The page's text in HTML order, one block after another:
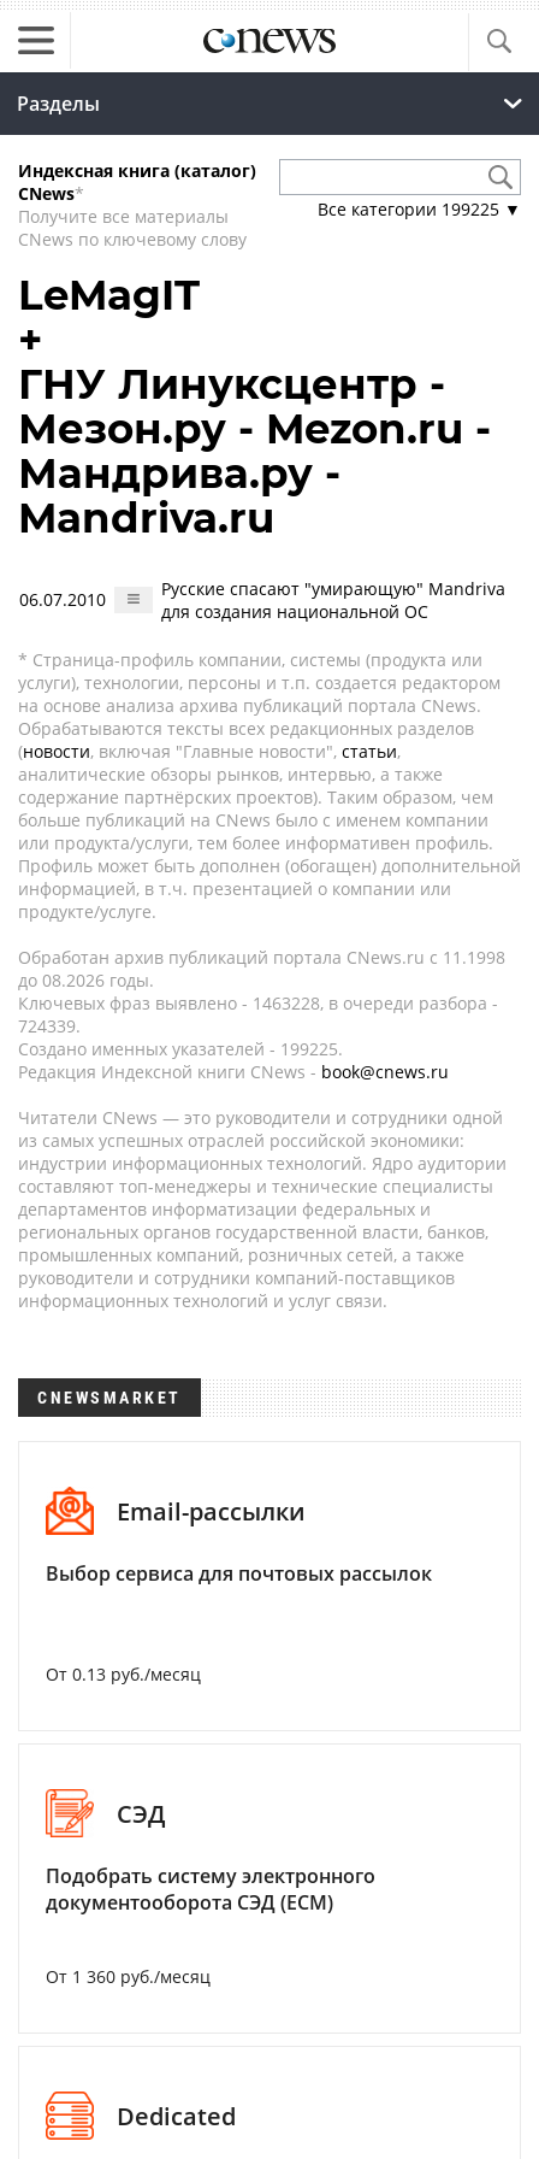
Разделы
Индексная книга (каталог)
CNews*
Получите все материалы
CNews по ключевому слову
Все категории 199225 ▼
LeMagIT
+
ГНУ Линуксцентр -
Мезон.ру - Mezon.ru -
Мандрива.ру -
Mandriva.ru
06.07.2010
Русские спасают "умирающую" Mandriva
для создания национальной ОС
* Страница-профиль компании, системы (продукта или
услуги), технологии, персоны и т.п. создается редактором
на основе анализа архива публикаций портала CNews.
Обрабатываются тексты всех редакционных разделов
(новости, включая "Главные новости", статьи,
аналитические обзоры рынков, интервью, а также
содержание партнёрских проектов). Таким образом, чем
больше публикаций на CNews было с именем компании
или продукта/услуги, тем более информативен профиль.
Профиль может быть дополнен (обогащен) дополнительной
информацией, в т.ч. презентацией о компании или
продукте/услуге.
Обработан архив публикаций портала CNews.ru c 11.1998
до 08.2026 годы.
Ключевых фраз выявлено - 1463228, в очереди разбора -
724339.
Создано именных указателей - 199225.
Редакция Индексной книги CNews - book@cnews.ru
Читатели CNews — это руководители и сотрудники одной
из самых успешных отраслей российской экономики:
индустрии информационных технологий. Ядро аудитории
составляют топ-менеджеры и технические специалисты
департаментов информатизации федеральных и
региональных органов государственной власти, банков,
промышленных компаний, розничных сетей, а также
руководители и сотрудники компаний-поставщиков
информационных технологий и услуг связи.
CNEWSMARKET
Email-рассылки
Выбор сервиса для почтовых рассылок
От 0.13 руб./месяц
СЭД
Подобрать систему электронного
документооборота СЭД (ECM)
От 1 360 руб./месяц
Dedicated